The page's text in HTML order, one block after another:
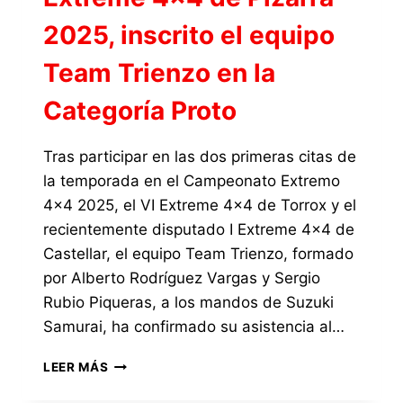
PIZARRA
2025
2025, inscrito el equipo
Team Trienzo en la
Categoría Proto
Tras participar en las dos primeras citas de
la temporada en el Campeonato Extremo
4×4 2025, el VI Extreme 4×4 de Torrox y el
recientemente disputado I Extreme 4×4 de
Castellar, el equipo Team Trienzo, formado
por Alberto Rodríguez Vargas y Sergio
Rubio Piqueras, a los mandos de Suzuki
Samurai, ha confirmado su asistencia al…
LEER MÁS EXTREME